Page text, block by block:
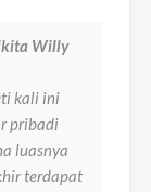
Willy
kali ini
pribadi
luasnya
terdapat